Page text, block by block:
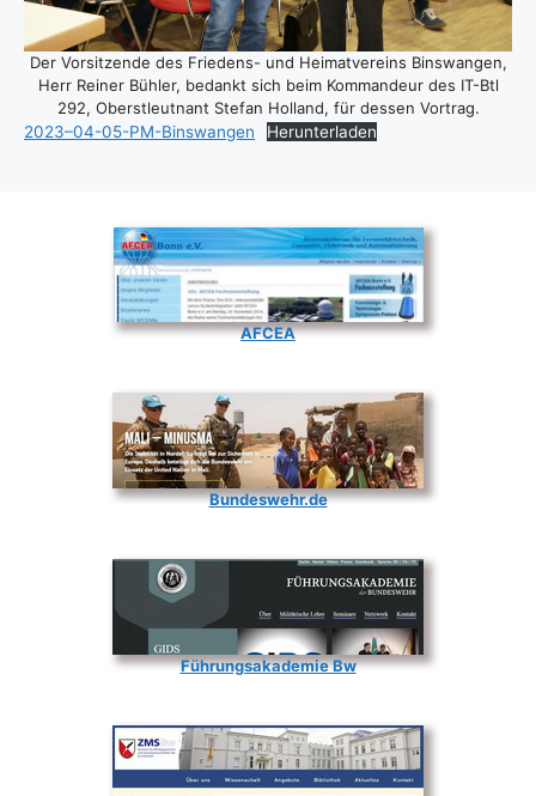
Der Vor­sit­zen­de des Frie­dens- und Hei­mat­ver­eins Bins­wan­gen,
Herr Rei­ner Büh­ler, bedankt sich beim Kom­man­deur des IT-Btl
292, Oberst­leut­nant Ste­fan Hol­land, für des­sen Vor­trag.
2023–04-05-PM-Binswangen
Her­un­ter­la­den
AFCEA
Bundeswehr.de
Führungsakademie Bw